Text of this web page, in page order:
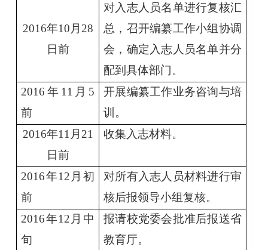
2016年10 月 28
日前
对入志人员名单进行复核汇
总，召开编纂工作小组协调
会，确定入志人员名单并分
配到具体部门。
2016 年 11 月 5
前
开展编纂工作业务咨询与培
训。
2016年11 月 21
日前
收集入志材料。
2016年12 月初
前
对所有入志人员材料进行审
核后报领导小组复核。
2016年12 月中
旬
报请校党委会批准后报送省
教育厅。